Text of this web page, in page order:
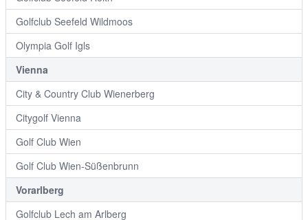
Golfclub Seefeld Wildmoos
Olympia Golf Igls
Vienna
City & Country Club Wienerberg
Citygolf Vienna
Golf Club Wien
Golf Club Wien-Süßenbrunn
Vorarlberg
Golfclub Lech am Arlberg